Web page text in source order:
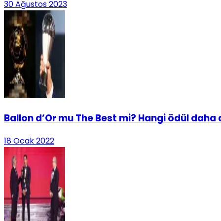
30 Ağustos 2023
Ballon d’Or mu The Best mi? Hangi ödül daha
18 Ocak 2022